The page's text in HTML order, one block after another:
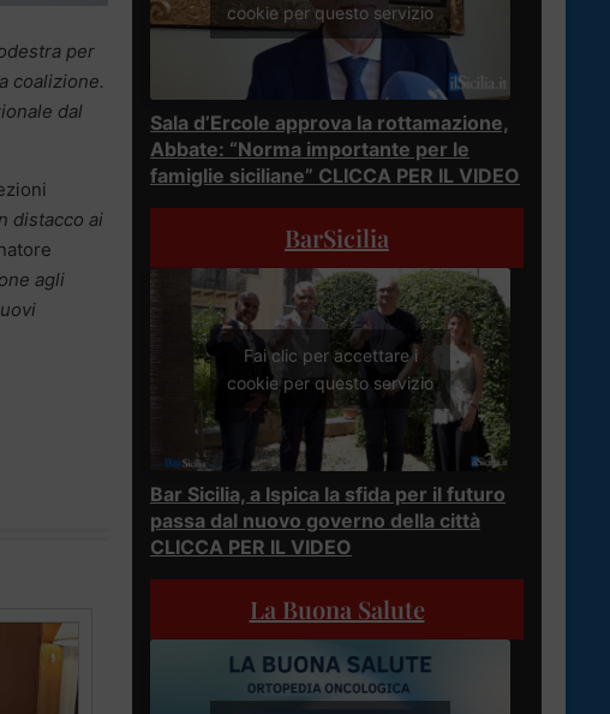
per
coalizione.
dal
distacco ai
agli
cookie per questo servizio
Sala d’Ercole approva la rottamazione,
Abbate: “Norma importante per le
famiglie siciliane” CLICCA PER IL VIDEO
BarSicilia
Fai clic per accettare i
cookie per questo servizio
Bar Sicilia, a Ispica la sfida per il futuro
passa dal nuovo governo della città
CLICCA PER IL VIDEO
La Buona Salute